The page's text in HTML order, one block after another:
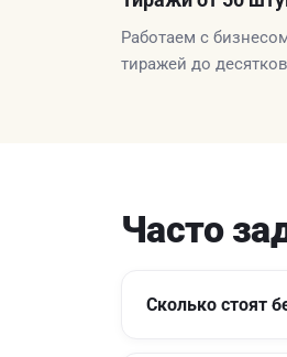
Работаем с
тиражей до
Часто
Сколько стоят